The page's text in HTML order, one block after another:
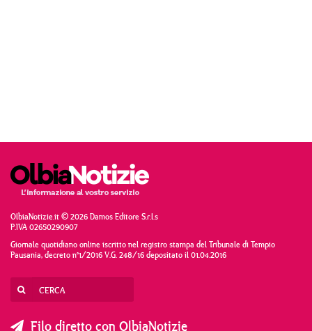
OlbiaNotizie.it © 2026 Damos Editore S.r.l.s
P.IVA 02650290907
Giornale quotidiano online iscritto nel registro stampa del Tribunale di Tempio
Pausania, decreto n°1/2016 V.G. 248/16 depositato il 01.04.2016
Filo diretto con OlbiaNotizie